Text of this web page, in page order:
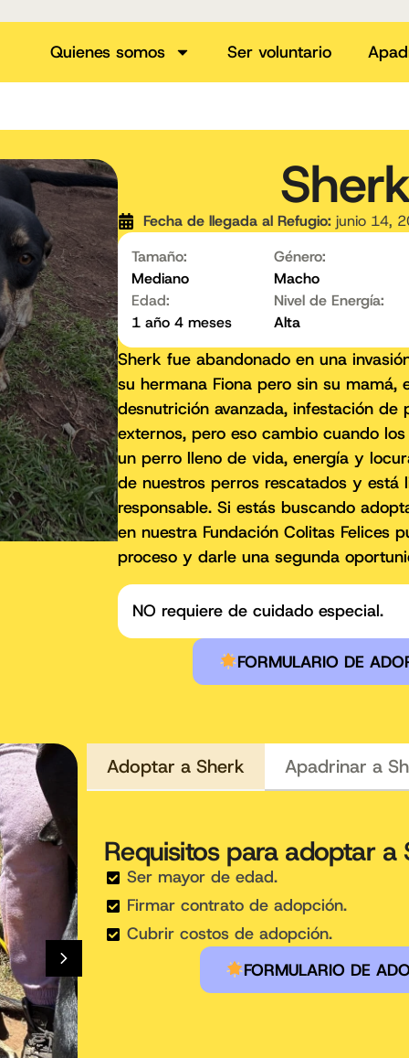
Quienes somos Ser voluntario
Fecha de llegada al Refugio: junio 14,
Tamaño:
Mediano
Género:
Macho
Edad:
1 año 4 meses
Nivel de Energía:
Alta
Sherk fue abandonado en una
su hermana Fiona pero sin su mamá,
desnutrición avanzada, infestación de
externos, pero eso cambio cuando
un perro lleno de vida, energía y
de nuestros perros rescatados y está
responsable. Si estás buscando
en nuestra Fundación Colitas Felices
proceso y darle una segunda
NO requiere de cuidado especial.
FORMULARIO DE
Adoptar a Sherk
Requisitos para adoptar a
Ser mayor de edad.
Firmar contrato de adopción.
Cubrir costos de adopción.
FORMULARIO DE